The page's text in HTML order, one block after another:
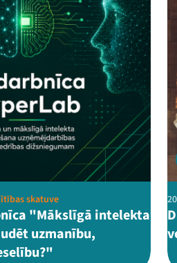
skatuve
"Mākslīgā intelekta
uzmanību,